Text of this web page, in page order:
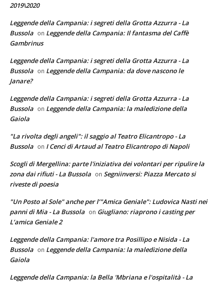
2019\2020
Leggende della Campania: i segreti della Grotta Azzurra - La
Bussola on Leggende della Campania: Il fantasma del Caffè
Gambrinus
Leggende della Campania: i segreti della Grotta Azzurra - La
Bussola on Leggende della Campania: da dove nascono le
Janare?
Leggende della Campania: i segreti della Grotta Azzurra - La
Bussola on Leggende della Campania: la maledizione della
Gaiola
"La rivolta degli angeli": il saggio al Teatro Elicantropo - La
Bussola on I Cenci di Artaud al Teatro Elicantropo di Napoli
Scogli di Mergellina: parte l'iniziativa dei volontari per ripulire la
zona dai rifiuti - La Bussola on Segniinversi: Piazza Mercato si
riveste di poesia
"Un Posto al Sole" anche per l’"Amica Geniale": Ludovica Nasti nei
panni di Mia - La Bussola on Giugliano: riaprono i casting per
L’amica Geniale 2
Leggende della Campania: l'amore tra Posillipo e Nisida - La
Bussola on Leggende della Campania: la maledizione della
Gaiola
Leggende della Campania: la Bella 'Mbriana e l'ospitalità - La